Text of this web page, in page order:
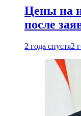
Цены на
после
2 года спустя2